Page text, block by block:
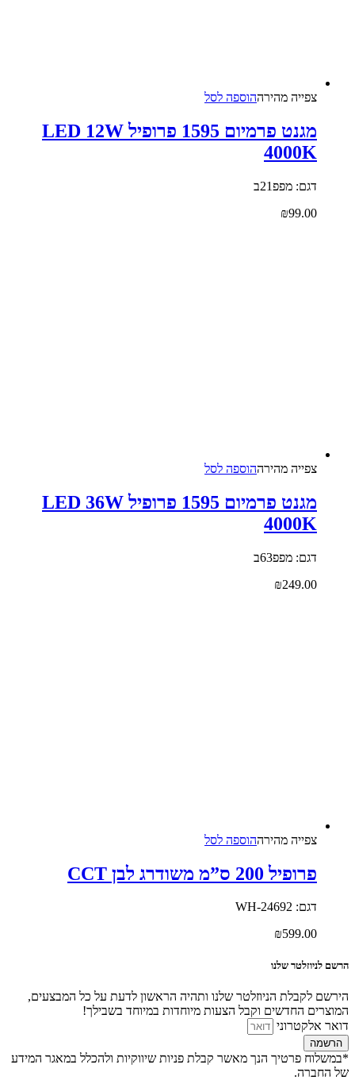
צפייה‬ ‫מהירה‬הוספה לסל
מגנט פרמיום 1595 פרופיל LED 12W
4000K
דגם: מפפ21ב
₪99.00
צפייה‬ ‫מהירה‬הוספה לסל
מגנט פרמיום 1595 פרופיל LED 36W
4000K
דגם: מפפ63ב
₪249.00
צפייה‬ ‫מהירה‬הוספה לסל
פרופיל 200 ס”מ משודרג לבן CCT
דגם: 24692-WH
₪599.00
הרשם לניוזלטר שלנו
הירשם לקבלת הניוזלטר שלנו ותהיה הראשון לדעת על כל המבצעים,
המוצרים החדשים וקבל הצעות מיוחדות במיוחד בשבילך!
דואר אלקטרוני
הרשמה
*במשלוח פרטיך הנך מאשר קבלת פניות שיווקיות ולהכלל במאגר המידע
של החברה.